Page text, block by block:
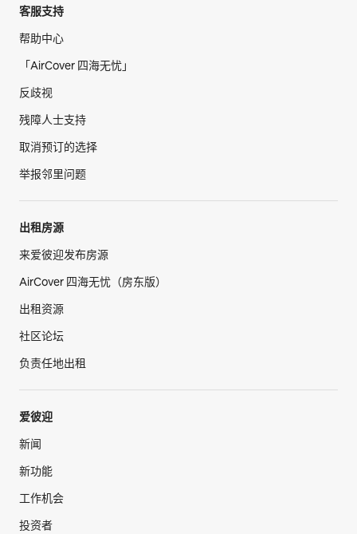
客服支持
帮助中心
「AirCover 四海无忧」
反歧视
残障人士支持
取消预订的选择
举报邻里问题
出租房源
来爱彼迎发布房源
AirCover 四海无忧（房东版）
出租资源
社区论坛
负责任地出租
爱彼迎
新闻
新功能
工作机会
投资者